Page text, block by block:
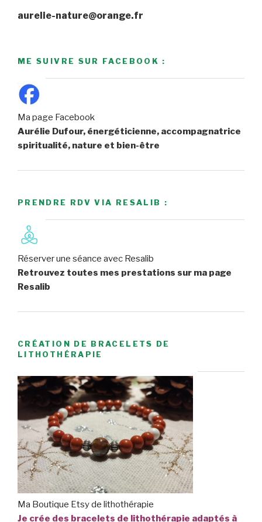
aurelie-nature@orange.fr
ME SUIVRE SUR FACEBOOK :
Ma page Facebook
Aurélie Dufour, énergéticienne, accompagnatrice
spiritualité, nature et bien-être
PRENDRE RDV VIA RESALIB :
Réserver une séance avec Resalib
Retrouvez toutes mes prestations sur ma page
Resalib
CRÉATION DE BRACELETS DE
LITHOTHÉRAPIE
Ma Boutique Etsy de lithothérapie
Je crée des bracelets de lithothérapie adaptés à